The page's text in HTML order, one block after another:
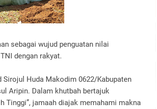
sebagai wujud penguatan nilai
dengan rakyat.
Huda Makodim 0622/Kabupaten
Aripin. Dalam khutbah bertajuk
Tinggi”, jamaah diajak memahami makna